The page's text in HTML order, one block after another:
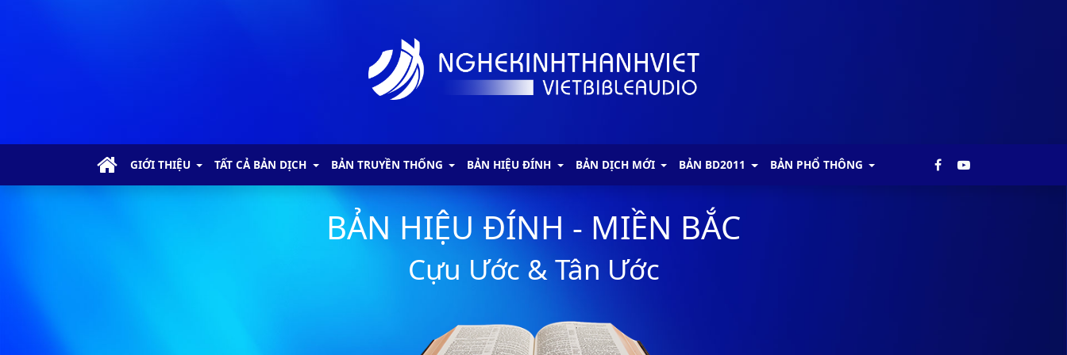
GIỚI THIỆU TẤT CẢ BẢN DỊCH BẢN TRUYỀN THỐNG BẢN HIỆU ĐÍNH BẢN DỊCH MỚI BẢN BD2011 BẢN PHỔ THÔNG
BẢN HIỆU ĐÍNH - MIỀN BẮC
Cựu Ước & Tân Ước
Ma-thi-ơ - Chương 3
Ma-thi-ơ - Chương 4